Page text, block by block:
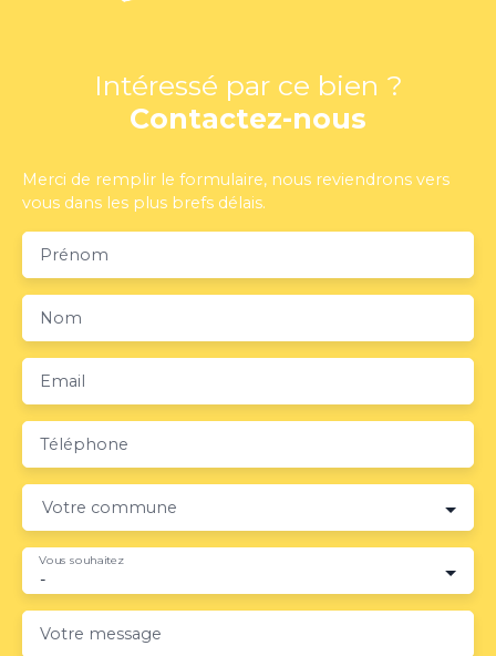
Intéressé par ce bien ?
Contactez-nous
Merci de remplir le formulaire, nous reviendrons vers
vous dans les plus brefs délais.
Prénom
Nom
Email
Téléphone
Votre commune
-
Vous souhaitez
Votre message